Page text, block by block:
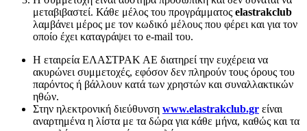
μεταβιβαστεί. Κάθε μέλος του προγράμματος elastrakclub
λαμβάνει μέρος με τον κωδικό μέλους που φέρει και για τον
οποίο έχει καταγράψει το e-mail του.
Η εταιρεία ΕΛΑΣΤΡΑΚ ΑΕ διατηρεί την ευχέρεια να
ακυρώνει συμμετοχές, εφόσον δεν πληρούν τους όρους του
παρόντος ή βάλλουν κατά των χρηστών και συναλλακτικών
ηθών.
Στην ηλεκτρονική διεύθυνση www.elastrakclub.gr είναι
αναρτημένα η λίστα με τα δώρα για κάθε μήνα, καθώς και τα